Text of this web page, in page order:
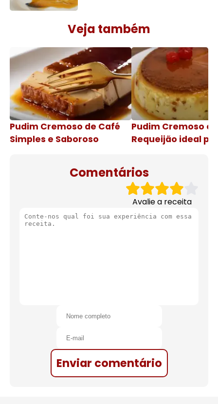
Veja também
Pudim Cremoso de Café
Simples e Saboroso
Pudim Cremoso
Requeijão ideal
Comentários
Avalie a receita
Enviar comentário